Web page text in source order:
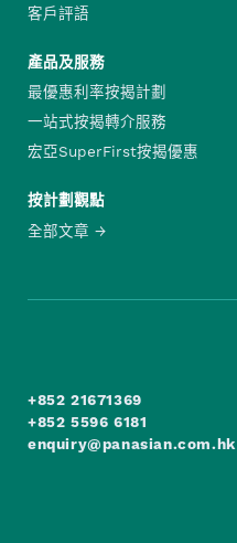
客戶評語
產品及服務
最優惠利率按揭計劃
一站式按揭轉介服務
宏亞SuperFirst按揭優惠
按計劃觀點
全部文章
+852 21671369
+852 5596 6181
enquiry@panasian.com.hk